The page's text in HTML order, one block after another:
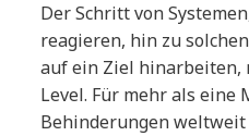
Der Schritt von
reagieren, hin zu
auf ein Ziel hinarbeiten,
Level. Für mehr als
Behinderungen weltweit